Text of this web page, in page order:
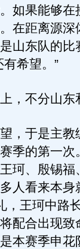
如果能够在
在距离源深
山东队的比
希望。”
不分山东
于是主教
季的第一次
王珂、殷锡
人看来本身
，王珂中路
配合出现致
本赛季申花